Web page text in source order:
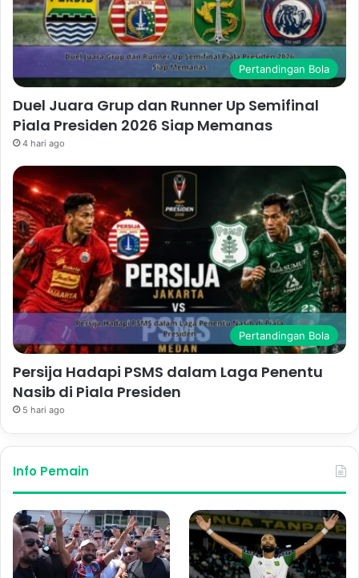
Pertandingan Bola
Duel Juara Grup dan Runner Up Semifinal
Piala Presiden 2026 Siap Memanas
4 hari ago
Pertandingan Bola
Persija Hadapi PSMS dalam Laga Penentu
Nasib di Piala Presiden
5 hari ago
Info Pemain